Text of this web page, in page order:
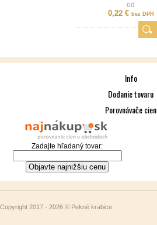
od
0,22 € bez DPH
Info
Dodanie tovaru
Porovnávače cien
Zadajte hľadaný tovar:
Copyright 2017 - 2026 © Pekné krabice